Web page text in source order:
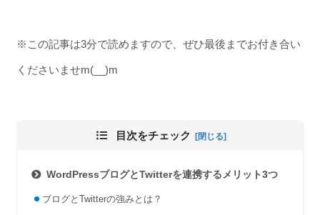
※この記事は3分で読めますので、ぜひ最後までお付き合い
くださいませm(__)m
目次をチェック
WordPressブログとTwitterを連携するメリット3つ
ブログとTwitterの強みとは？